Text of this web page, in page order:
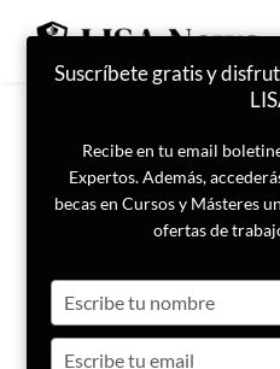
Suscríbete gratis y
Recibe en tu email
Expertos. Además,
becas en Cursos y Másteres
ofertas de
your
name